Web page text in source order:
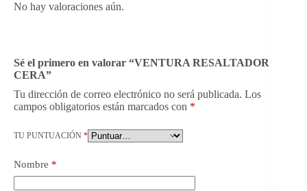
No hay valoraciones aún.
Sé el primero en valorar “VENTURA RESALTADOR
CERA”
Tu dirección de correo electrónico no será publicada. Los
campos obligatorios están marcados con *
TU PUNTUACIÓN *
Nombre *